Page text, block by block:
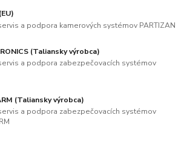
a podpora kamerových systémov PARTIZAN
(Taliansky výrobca)
a podpora zabezpečovacích systémov
(Taliansky výrobca)
a podpora zabezpečovacích systémov